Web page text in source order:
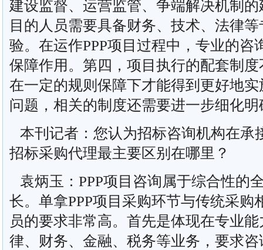
建设监督、运营监管、争端解决机制
目的人员需要具备财务、技术、法律
验。在运作PPP项目过程中，专业的咨
保障作用。第四，项目执行的配套制度
在一定的规则保障下才能得到更好地
问题，相关的制度还需要进一步细化明
本刊记者：您认为招标咨询机构在承
招标采购代理最主要区别在哪里？
袁炳玉：PPP项目咨询属于综合性的
长。单拿PPP项目采购环节与传统采购
员的要求非常高。首先是体现在专业
律、财务、金融、税务等业务，要求